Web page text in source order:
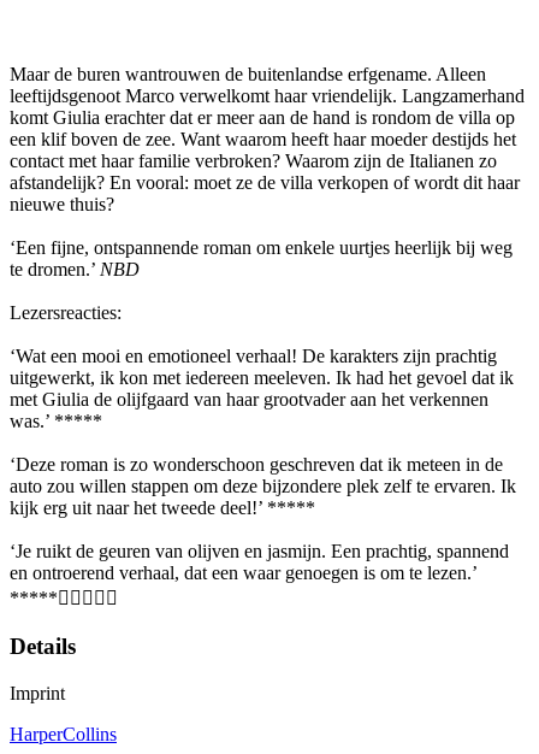
Maar de buren wantrouwen de buitenlandse erfgename. Alleen
leeftijdsgenoot Marco verwelkomt haar vriendelijk. Langzamerhand
komt Giulia erachter dat er meer aan de hand is rondom de villa op
een klif boven de zee. Want waarom heeft haar moeder destijds het
contact met haar familie verbroken? Waarom zijn de Italianen zo
afstandelijk? En vooral: moet ze de villa verkopen of wordt dit haar
nieuwe thuis?
‘Een fijne, ontspannende roman om enkele uurtjes heerlijk bij weg
te dromen.’ NBD
Lezersreacties:
‘Wat een mooi en emotioneel verhaal! De karakters zijn prachtig
uitgewerkt, ik kon met iedereen meeleven. Ik had het gevoel dat ik
met Giulia de olijfgaard van haar grootvader aan het verkennen
was.’ *****
‘Deze roman is zo wonderschoon geschreven dat ik meteen in de
auto zou willen stappen om deze bijzondere plek zelf te ervaren. Ik
kijk erg uit naar het tweede deel!’ *****
‘Je ruikt de geuren van olijven en jasmijn. Een prachtig, spannend
en ontroerend verhaal, dat een waar genoegen is om te lezen.’
*****
Details
Imprint
HarperCollins